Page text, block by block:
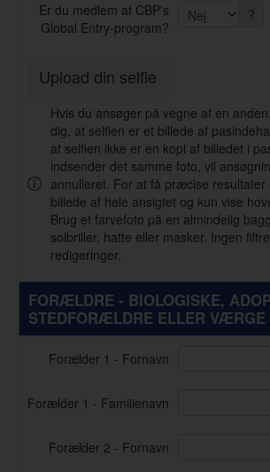
Er du medlem af CBP's
Global Entry-program?
?
Upload din selfie
Hvis du ansøger på vegne af en
dig, at selfien er et billede af
at selfien ikke er en kopi af billedet i
indsender det samme foto, vil
annulleret. For at få præcise resultater
billede af hele ansigtet og kun vise
Brug et farvefoto på en almindelig
solbriller, hatte eller masker. Ingen
redigeringer.
FORÆLDRE - BIOLOGISKE,
STEDFORÆLDRE ELLER VÆRGE
Forælder 1 - Fornavn
Forælder 1 - Familienavn
Forælder 2 - Fornavn